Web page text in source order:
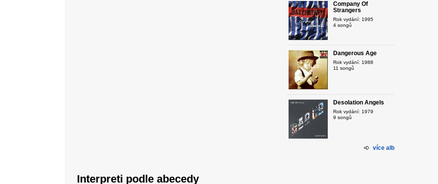
Company Of
Strangers
Rok vydání: 1995
4 songů
Dangerous Age
Rok vydání: 1988
11 songů
Desolation Angels
Rok vydání: 1979
9 songů
více alb
Interpreti podle abecedy